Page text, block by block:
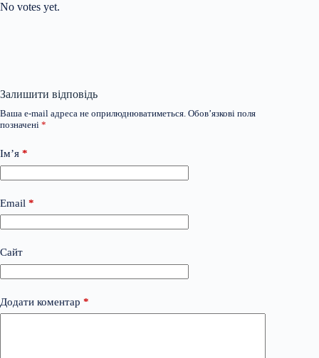
No votes yet.
Залишити відповідь
Ваша e-mail адреса не оприлюднюватиметься. Обов’язкові поля
позначені *
Ім’я *
Email *
Сайт
Додати коментар *